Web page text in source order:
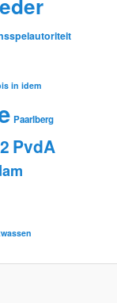
in idem
Paarlberg
PvdA